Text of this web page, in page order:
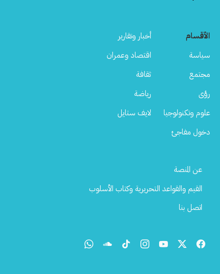
الأقسام
أخبار وتقارير
سياسة
اقتصاد وعمران
مجتمع
ثقافة
رؤى
رياضة
علوم وتكنولوجيا
لايف ستايل
دخول مفاجئ
Footer
عن المنصة
القيم والقواعد التحريرية وكتاب الأسلوب
اتصل بنا